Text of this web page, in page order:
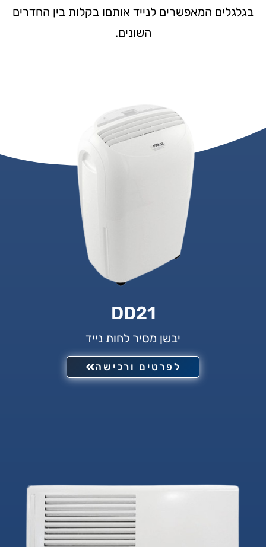
בגלגלים המאפשרים לנייד אותםו בקלות בין החדרים
השונים.
DD21
יבשן מסיר לחות נייד
לפרטים ורכישה